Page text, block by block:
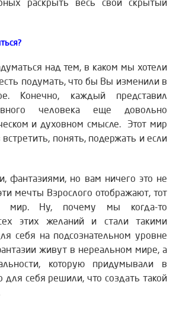
раскрыть весь свой скрытый
над тем, в каком мы хотели
подумать, что бы Вы изменили в
Конечно, каждый представил
человека еще довольно
и духовном смысле. Этот мир
встретить, понять, подержать и если
фантазиями, но вам ничего это не
мечты Взрослого отображают, тот
мир. Ну, почему мы когда-то
этих желаний и стали такими
себя на подсознательном уровне
живут в нереальном мире, а
которую придумывали в
для себя решили, что создать такой